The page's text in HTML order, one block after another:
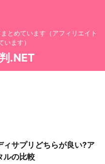
とめています（アフィリエイト
います）
.NET
ィサプリどちらが良い?ア
ルの比較